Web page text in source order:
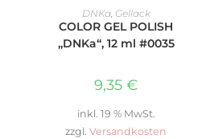
WEITERLESEN
DNKa, Gellack
COLOR GEL POLISH
„DNKa“, 12 ml #0035
9,35 €
inkl. 19 % MwSt.
zzgl. Versandkosten